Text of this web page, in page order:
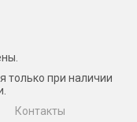
только при наличии
Контакты